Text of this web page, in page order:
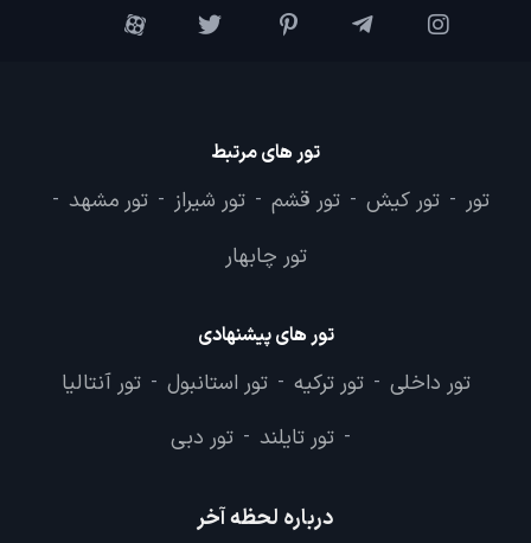
تور های مرتبط
تور - تور کیش - تور قشم - تور شیراز - تور مشهد -
تور چابهار
تور های پیشنهادی
تور داخلی - تور ترکیه - تور استانبول - تور آنتالیا
- تور تایلند - تور دبی
درباره لحظه آخر